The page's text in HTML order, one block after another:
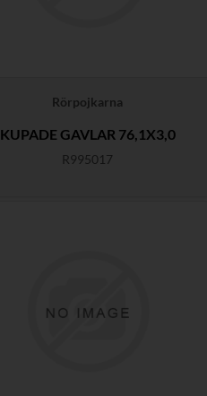
Rörpojkarna
KUPADE GAVLAR 76,1X3,0
R995017